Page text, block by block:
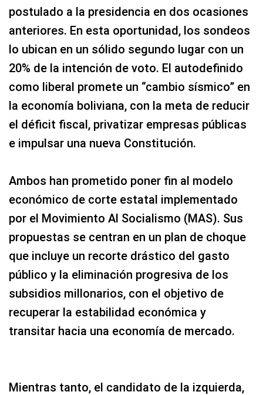
postulado a la presidencia en dos ocasiones
anteriores. En esta oportunidad, los sondeos
lo ubican en un sólido segundo lugar con un
20% de la intención de voto. El autodefinido
como liberal promete un “cambio sísmico” en
la economía boliviana, con la meta de reducir
el déficit fiscal, privatizar empresas públicas
e impulsar una nueva Constitución.
Ambos han prometido poner fin al modelo
económico de corte estatal implementado
por el Movimiento Al Socialismo (MAS). Sus
propuestas se centran en un plan de choque
que incluye un recorte drástico del gasto
público y la eliminación progresiva de los
subsidios millonarios, con el objetivo de
recuperar la estabilidad económica y
transitar hacia una economía de mercado.
Mientras tanto, el candidato de la izquierda,